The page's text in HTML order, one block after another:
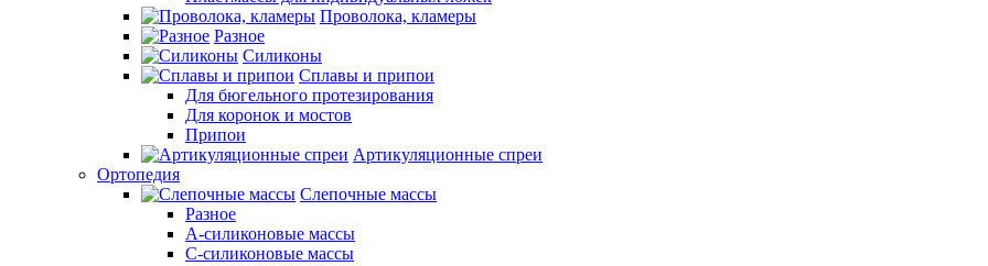
Проволока, кламеры
Разное
Силиконы
Сплавы и припои
Для бюгельного протезирования
Для коронок и мостов
Припои
Артикуляционные спреи
Ортопедия
Слепочные массы
Разное
А-силиконовые массы
С-силиконовые массы